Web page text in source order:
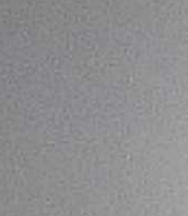
frio
que
Procuramos